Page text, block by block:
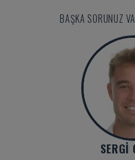
BAŞKA SORUNUZ
SERGI